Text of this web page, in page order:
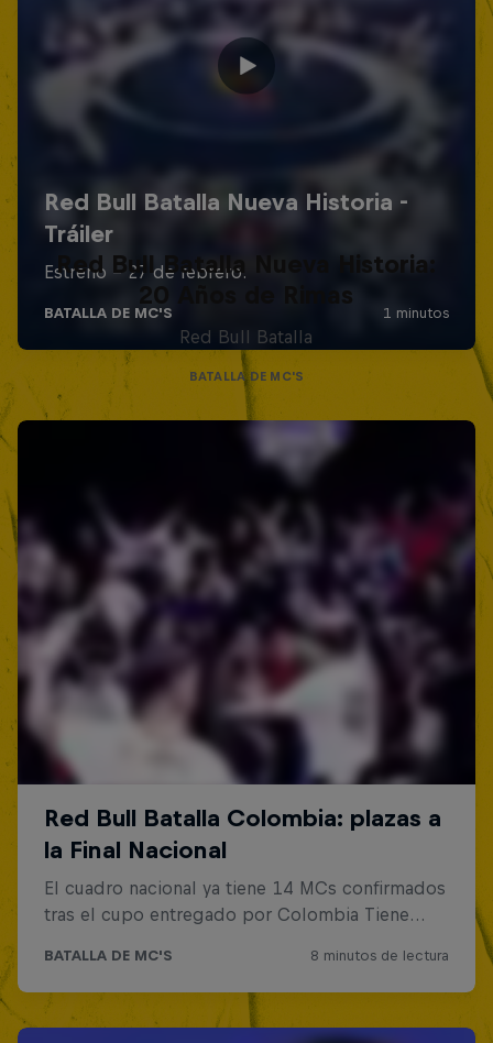
Red Bull Batalla Nueva Historia:
20 Años de Rimas
Red Bull Batalla
BATALLA DE MC'S